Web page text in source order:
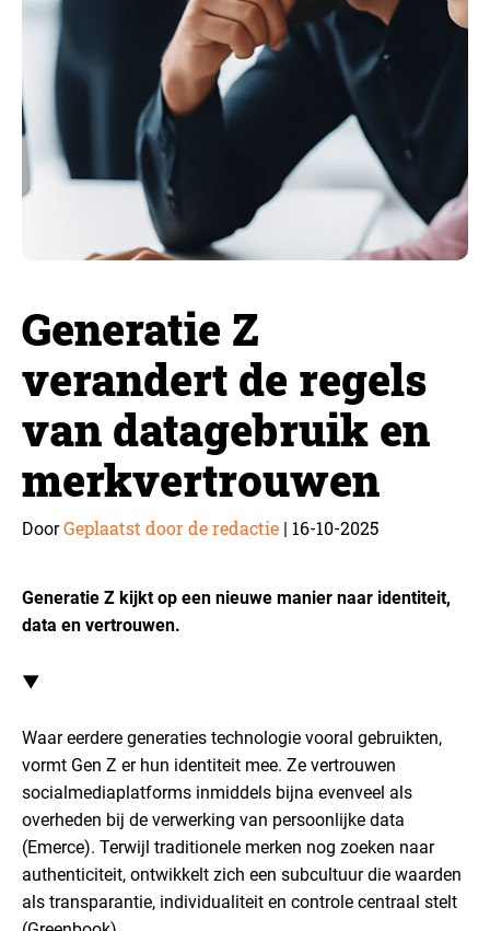
Generatie Z
verandert de regels
van datagebruik en
merkvertrouwen
DoorGeplaatst door de redactie | 16-10-2025
Generatie Z kijkt op een nieuwe manier naar identiteit,
data en vertrouwen.
▼
Waar eerdere generaties technologie vooral gebruikten,
vormt Gen Z er hun identiteit mee. Ze vertrouwen
socialmediaplatforms inmiddels bijna evenveel als
overheden bij de verwerking van persoonlijke data
(Emerce). Terwijl traditionele merken nog zoeken naar
authenticiteit, ontwikkelt zich een subcultuur die waarden
als transparantie, individualiteit en controle centraal stelt